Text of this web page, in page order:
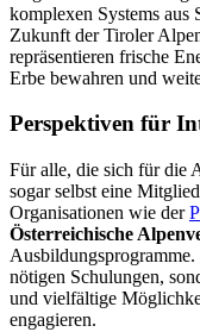
komplexen Systems aus
Zukunft der Tiroler
repräsentieren frische
Erbe bewahren und
Perspektiven für
Für alle, die sich für die
sogar selbst eine
Organisationen wie der
Österreichische
nötigen Schulungen,
und vielfältige
engagieren.